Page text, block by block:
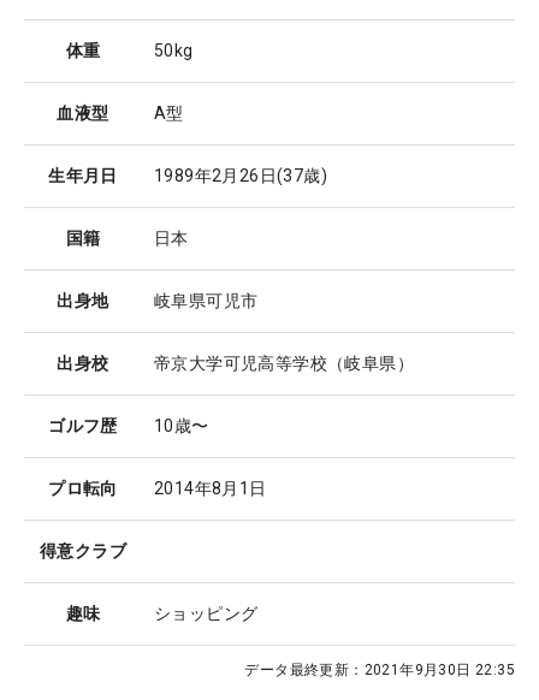
体重 50kg
血液型 A型
生年月日 1989年2月26日(37歳)
国籍 日本
出身地 岐阜県可児市
出身校 帝京大学可児高等学校（岐阜県）
ゴルフ歴 10歳〜
プロ転向 2014年8月1日
得意クラブ
趣味 ショッピング
データ最終更新： 2021年9月30日 22:35